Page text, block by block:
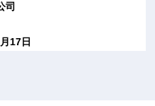
月 17日